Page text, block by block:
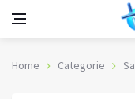
Home Categorie